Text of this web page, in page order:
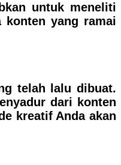
untuk meneliti
konten yang ramai
telah lalu dibuat.
dari konten
kreatif Anda akan